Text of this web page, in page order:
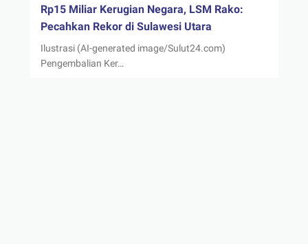
Rp15 Miliar Kerugian Negara, LSM Rako:
Pecahkan Rekor di Sulawesi Utara
Ilustrasi (AI-generated image/Sulut24.com)
Pengembalian Ker…